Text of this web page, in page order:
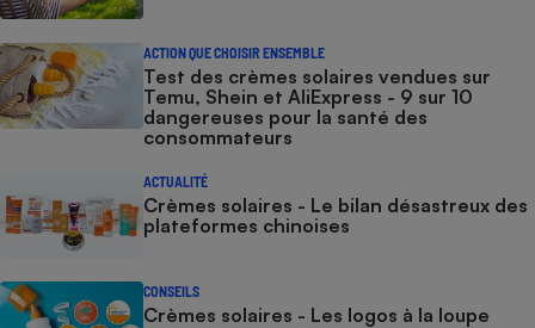
ACTION QUE CHOISIR ENSEMBLE
Test des crèmes solaires vendues sur
Temu, Shein et AliExpress - 9 sur 10
dangereuses pour la santé des
consommateurs
ACTUALITÉ
Crèmes solaires - Le bilan désastreux des
plateformes chinoises
CONSEILS
Crèmes solaires - Les logos à la loupe